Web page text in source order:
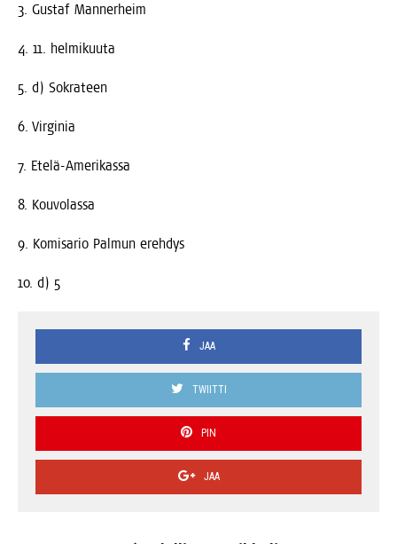
3. Gus­taf Mannerheim
4. 11. helmikuuta
5. d) Sokrateen
6. Vir­gi­nia
7. Ete­lä-Ame­ri­kas­sa
8. Kou­vo­las­sa
9. Komi­sa­rio Pal­mun erehdys
10. d) 5
JAA
TWIITTI
PIN
JAA